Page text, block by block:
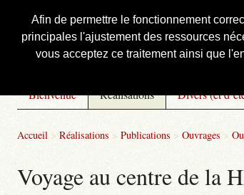
Afin de permettre le fonctionnement
principales l'ajustement des ressources
vous acceptez ce traitement ainsi que
Courbis, « LE » Blog
Bienvenue Réalisations Divers (et
Accueil > Réalisations > Publications > Ouvrages >
Voyage au centre de la